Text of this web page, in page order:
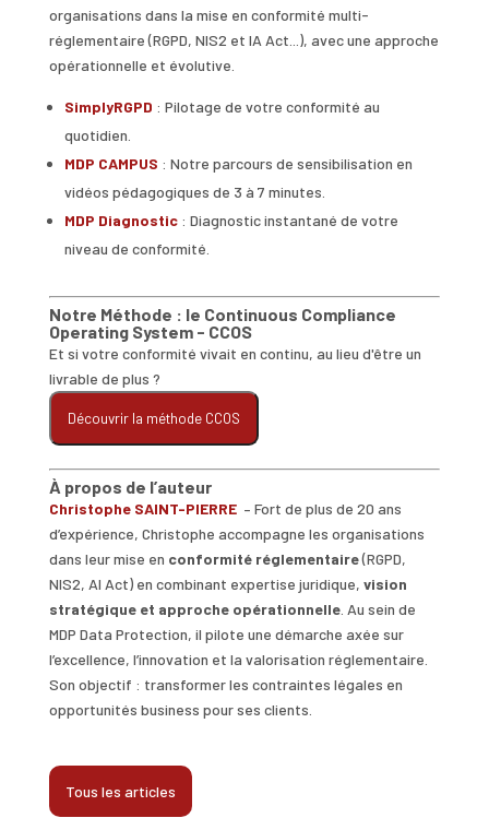
organisations dans la mise en conformité multi-
réglementaire (RGPD, NIS2 et IA Act...), avec une approche
opérationnelle et évolutive.
SimplyRGPD : Pilotage de votre conformité au
quotidien.
MDP CAMPUS : Notre parcours de sensibilisation en
vidéos pédagogiques de 3 à 7 minutes.
MDP Diagnostic : Diagnostic instantané de votre
niveau de conformité.
Notre Méthode : le Continuous Compliance
Operating System - CCOS
Et si votre conformité vivait en continu, au lieu d'être un
livrable de plus ?
Découvrir la méthode CCOS
À propos de l’auteur
Christophe SAINT-PIERRE– Fort de plus de 20 ans
d’expérience, Christophe accompagne les organisations
dans leur mise en conformité réglementaire(RGPD,
NIS2, AI Act) en combinant expertise juridique, vision
stratégique et approche opérationnelle. Au sein de
MDP Data Protection, il pilote une démarche axée sur
l’excellence, l’innovation et la valorisation réglementaire.
Son objectif : transformer les contraintes légales en
opportunités business pour ses clients.
Tous les articles